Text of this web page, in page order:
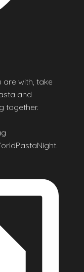
with, take
and
together.